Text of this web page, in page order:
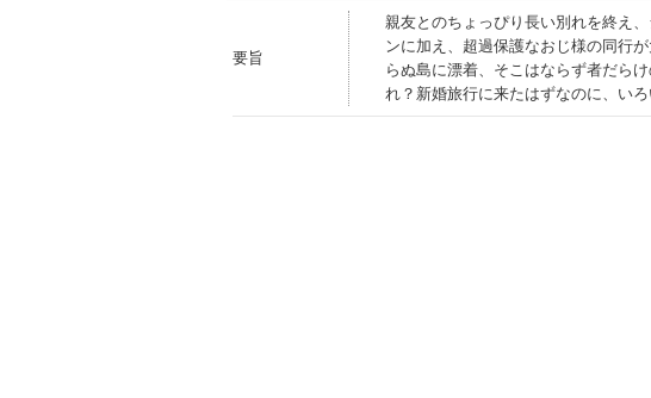
要旨
親友とのちょっぴり長い別れを終え
ンに加え、超過保護なおじ様の同行
らぬ島に漂着、そこはならず者だら
れ？新婚旅行に来たはずなのに、い